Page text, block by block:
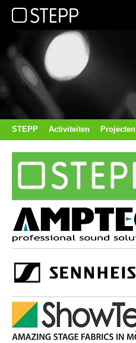
STEPP Activiteiten Projecten